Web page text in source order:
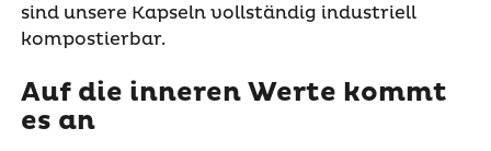
sind unsere Kapseln vollständig industriell
kompostierbar.
Auf die inneren Werte kommt
es an